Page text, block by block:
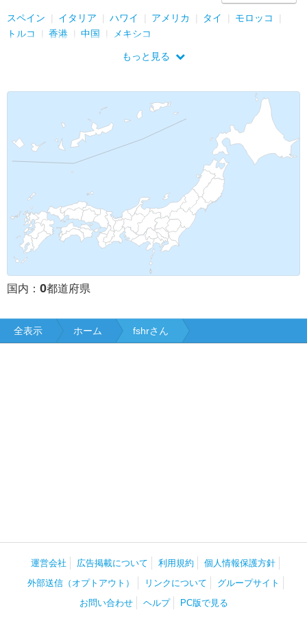
スペイン イタリア ハワイ アメリカ タイ
モロッコ
トルコ
香港 中国 メキシコ
もっと見る
国内： 0都道府県
全表示 ホーム fshrさん
運営会社 広告掲載について 利用規約
個人情報保護方針
外部送信（オプトアウト）
リンクについて
グループサイト
お問い合わせ
ヘルプ PC版で見る